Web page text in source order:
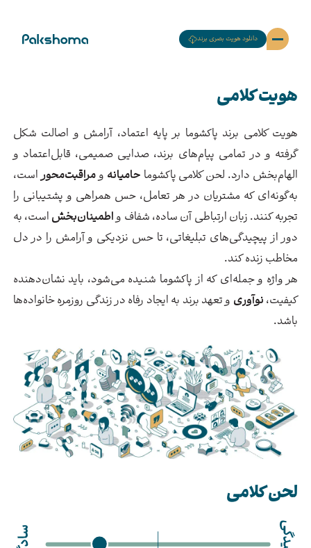
استراتژی و هویت مفهومی
هویت کلامی
هویت بصری
دانلود هویت بصری برند
هویت کلامی
هویت کلامی برند پاکشوما بر پایه اعتماد، آرامش و اصالت شکل
گرفته و در تمامی پیام‌های برند، صدایی صمیمی، قابل‌اعتماد و
الهام‌بخش دارد. لحن کلامی پاکشوما حامیانه ومراقبت‌محوراست،
به‌گونه‌ای که مشتریان در هر تعامل، حس همراهی و پشتیبانی را
تجربه کنند. زبان ارتباطی آن ساده، شفاف واطمینان‌بخشاست، به
دور از پیچیدگی‌های تبلیغاتی، تا حس نزدیکی و آرامش را در دل
مخاطب زنده کند.
هر واژه و جمله‌ای که از پاکشوما شنیده می‌شود، باید نشان‌دهنده
کیفیت،نوآوری و تعهد برند به ایجاد رفاه در زندگی روزمره خانواده‌ها
باشد.
لحن کلامی